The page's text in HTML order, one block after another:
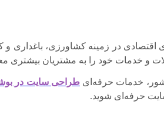
در زمینه کشاورزی، باغداری
و خدمات خود را به مشتریان بیشتری
خدمات حرفه‌ایطراحی سایت در
حرفه‌ای شوید.